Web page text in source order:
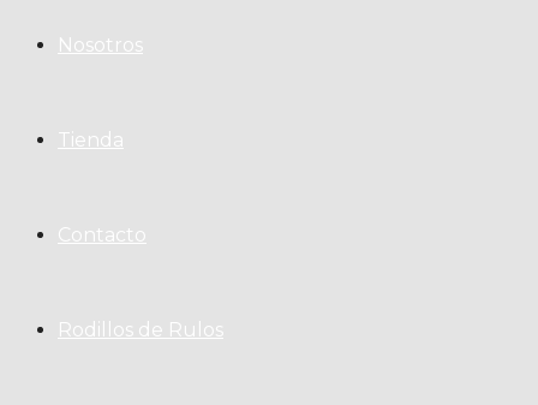
Nosotros
Tienda
Contacto
Rodillos de Rulos